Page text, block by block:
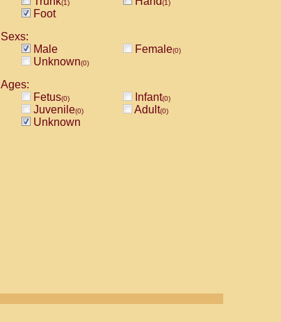
(1) (1)
Foot
Sexs:
Male
Female(0)
Unknown(0)
Ages:
Fetus(0) Infant(0)
Juvenile(0) Adult(0)
Unknown